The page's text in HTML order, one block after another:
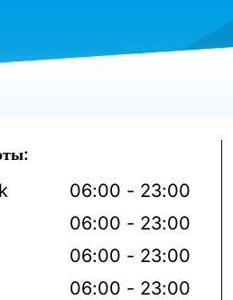
06:00 - 23:00
06:00 - 23:00
06:00 - 23:00
06:00 - 23:00